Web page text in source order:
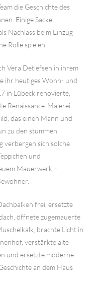
die Geschichte des
Einige Säcke
Nachlass beim Einzug
Rolle spielen.
Vera Detlefsen in ihrem
ihr heutiges Wohn- und
in Lübeck renovierte,
Renaissance-Malerei
das einen Mann und
zu den stummen
verbergen sich solche
und
Mauerwerk –
frei, ersetzte
öffnete zugemauerte
brachte Licht in
verstärkte alte
und ersetzte moderne
an dem Haus